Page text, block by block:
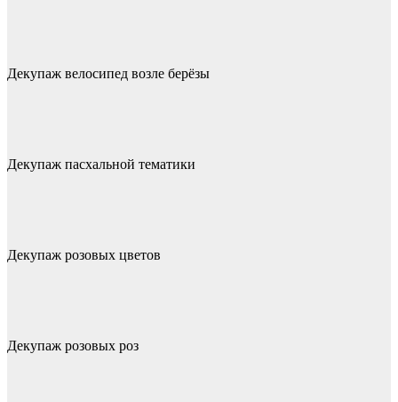
Декупаж велосипед возле берёзы
Декупаж пасхальной тематики
Декупаж розовых цветов
Декупаж розовых роз